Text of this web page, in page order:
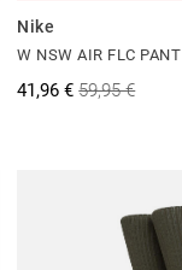
Nike
W NSW AIR FLC PANT
41,96 € 59,95 €